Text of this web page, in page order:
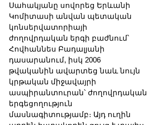
Սահակյանը սովորեց Երևանի
Կոմիտասի անվան պետական
կոնսերվատորիայի
ժողովրդական երգի բաժնում՝
Հովհաննես Բադալյանի
դասարանում, իսկ 2006
թվականին ավարտեց նաև նույն
կրթական միջավայրի
ասպիրանտուրան՝ ժողովրդական
երգեցողություն
մասնագիտությամբ։ Այդ ուղին